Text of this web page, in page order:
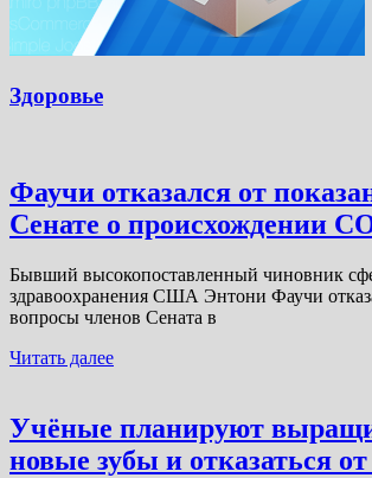
Здоровье
Фаучи отказался от
Сенате о происхождении
Бывший высокопоставленный чиновник
здравоохранения США Энтони Фаучи
вопросы членов Сената в
Читать далее
Учёные планируют
новые зубы и отказаться